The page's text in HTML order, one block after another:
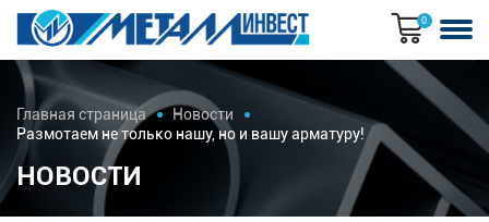
0
Главная страница
Новости
Размотаем не только нашу, но и вашу арматуру!
НОВОСТИ